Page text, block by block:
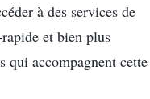
à des services de
et bien plus
qui accompagnent cette